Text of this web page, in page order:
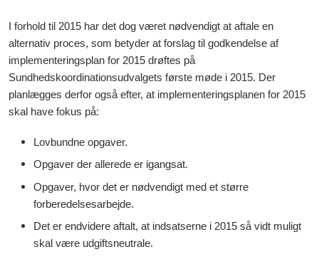
I forhold til 2015 har det dog været nødvendigt at aftale en
alternativ proces, som betyder at forslag til godkendelse af
implementeringsplan for 2015 drøftes på
Sundhedskoordinationsudvalgets første møde i 2015. Der
planlægges derfor også efter, at implementeringsplanen for 2015
skal have fokus på:
Lovbundne opgaver.
Opgaver der allerede er igangsat.
Opgaver, hvor det er nødvendigt med et større
forberedelsesarbejde.
Det er endvidere aftalt, at indsatserne i 2015 så vidt muligt
skal være udgiftsneutrale.